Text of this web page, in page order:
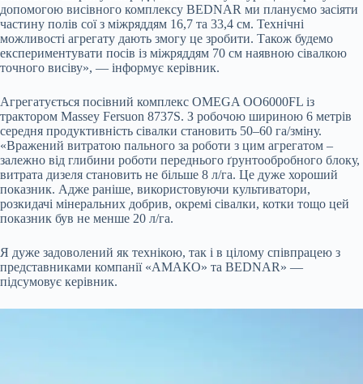
допомогою висівного комплексу BEDNAR ми плануємо засіяти
частину полів сої з міжряддям 16,7 та 33,4 см. Технічні
можливості агрегату дають змогу це зробити. Також будемо
експериментувати посів із міжряддям 70 см наявною сівалкою
точного висіву», — інформує керівник.
Агрегатується посівний комплекс OMEGA OO6000FL із
трактором Massey Fersuon 8737S. З робочою шириною 6 метрів
середня продуктивність сівалки становить 50–60 га/зміну.
«Вражений витратою пального за роботи з цим агрегатом –
залежно від глибини роботи переднього ґрунтообробного блоку,
витрата дизеля становить не більше 8 л/га. Це дуже хороший
показник. Адже раніше, використовуючи культиватори,
розкидачі мінеральних добрив, окремі сівалки, котки тощо цей
показник був не менше 20 л/га.
Я дуже задоволений як технікою, так і в цілому співпрацею з
представниками компанії «АМАКО» та BEDNAR» —
підсумовує керівник.